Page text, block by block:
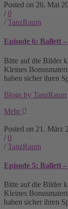
Posted on 26. Mai
/ 0
/ TanzRaum
Episode 6: Ballett
Bitte auf die Bilder
Kleines
haben sicher ihren
Blogs by TanzRaum
Mehr
Posted on 21. März
/ 0
/ TanzRaum
Episode 5: Ballett
Bitte auf die Bilder
Kleines
haben sicher ihren